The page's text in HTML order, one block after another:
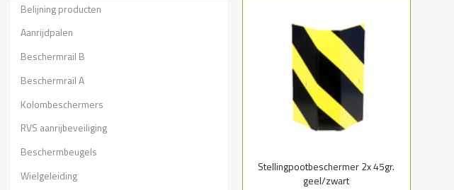
Belijning producten
Aanrijdpalen
Beschermrail B
Beschermrail A
Kolombeschermers
RVS aanrijbeveiliging
Beschermbeugels
Wielgeleiding
Stellingpootbeschermer 2x 45gr.
geel/zwart